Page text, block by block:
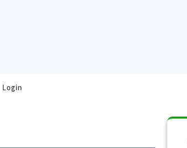
Login